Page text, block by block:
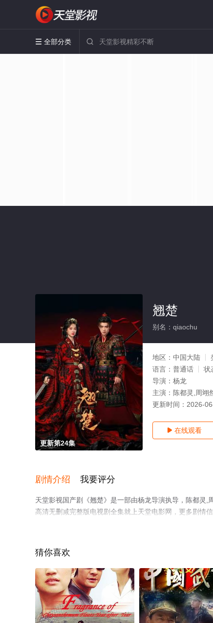
 全部分类 
更新第24集
翘楚
别名：qiaochu
地区： 中国大陆
语言： 普通话 状
导演： 杨龙
主演： 陈都灵,周翊
更新时间： 2026-
 在线观看
剧情介绍 我要评分
天堂影视国产剧《翘楚》是一部由杨龙导演执导，陈都灵
高清无删减完整版电视剧全集就上天堂电影网，更多剧情
猜你喜欢